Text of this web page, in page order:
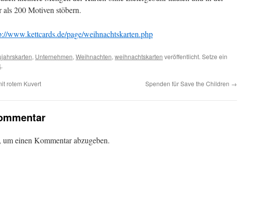
200 Motiven stöbern.
www.kettcards.de/page/weihnachtskarten.php
, Unternehmen, Weihnachten, weihnachtskarten veröffentlicht. Setze ein
.
rotem Kuvert Spenden für Save the Children →
einen Kommentar abzugeben.